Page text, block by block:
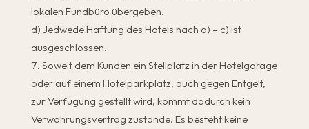
lokalen Fundbüro übergeben.
d) Jedwede Haftung des Hotels nach a) – c) ist
ausgeschlossen.
Soweit dem Kunden ein Stellplatz in der Hotelgarage
oder auf einem Hotelparkplatz, auch gegen Entgelt,
zur Verfügung gestellt wird, kommt dadurch kein
Verwahrungsvertrag zustande. Es besteht keine